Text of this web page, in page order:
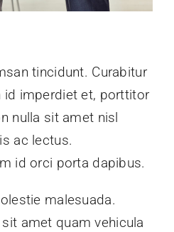
tincidunt. Curabitur
id imperdiet et, porttitor
nulla sit amet nisl
ac lectus.
id orci porta dapibus.
malesuada.
amet quam vehicula